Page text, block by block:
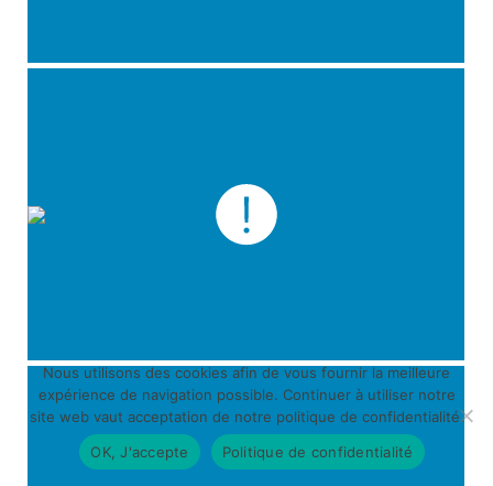
Nous utilisons des cookies afin de vous fournir la meilleure
expérience de navigation possible. Continuer à utiliser notre
site web vaut acceptation de notre politique de confidentialité.
OK, J'accepte
Politique de confidentialité